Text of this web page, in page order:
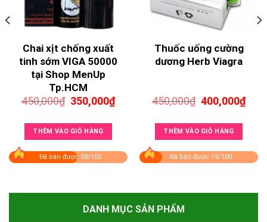
Chai xịt chống xuất
tinh sớm VIGA 50000
tại Shop MenUp
Tp.HCM
450,000₫ Giá
là:
450,000₫.
350,000₫Giá
hiện
350,000₫.
THÊM VÀO GIỎ HÀNG
Đã bán được 58/100
Thuốc uống cường
dương Herb Viagra
450,000₫ Giá
là:
450,000₫.
400,000₫Giá
hiện
THÊM VÀO GIỎ HÀNG
Đã bán được 19/100
DANH MỤC SẢN PHẨM